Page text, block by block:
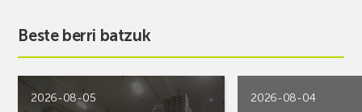
Beste berri batzuk
2026-08-05 2026-08-04